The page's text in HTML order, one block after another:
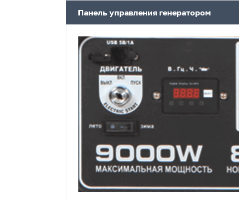
Панель управления генератором